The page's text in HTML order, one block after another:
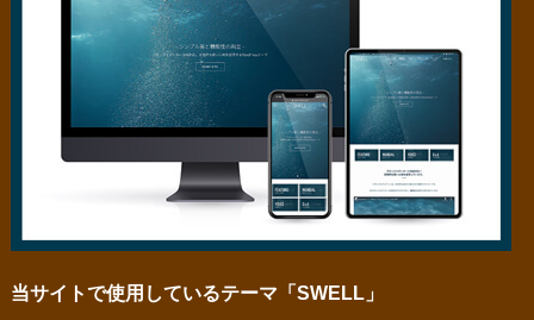
当サイトで使用しているテーマ「SWELL」